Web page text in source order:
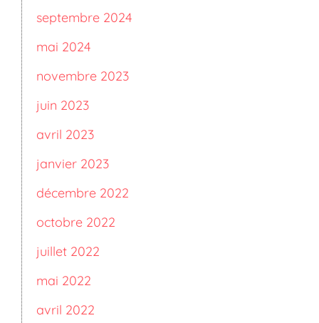
septembre 2024
mai 2024
novembre 2023
juin 2023
avril 2023
janvier 2023
décembre 2022
octobre 2022
juillet 2022
mai 2022
avril 2022